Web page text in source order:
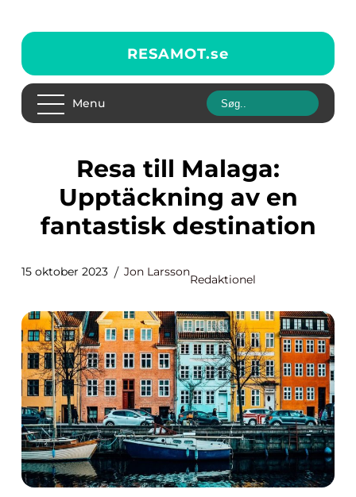
RESAMOT.se
Menu
Resa till Malaga:
Upptäckning av en
fantastisk destination
15 oktober 2023 Jon Larsson
Redaktionel